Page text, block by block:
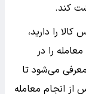
کند.
را دارید،
را در
می‌شود تا
از انجام معامله